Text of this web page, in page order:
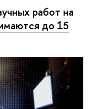
работ на
до 15